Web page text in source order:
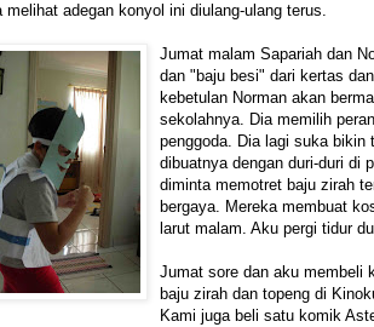
melihat adegan konyol ini diulang-ulang terus.
Jumat malam Sapariah dan
dan "baju besi" dari kertas
kebetulan Norman akan
sekolahnya. Dia memilih
penggoda. Dia lagi suka bikin
dibuatnya dengan duri-duri di
diminta memotret baju zirah
bergaya. Mereka membuat
larut malam. Aku pergi tidur
Jumat sore dan aku membeli
baju zirah dan topeng di
Kami juga beli satu komik